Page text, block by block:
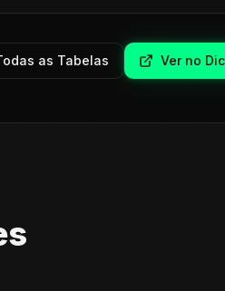
as Tabelas Ver no